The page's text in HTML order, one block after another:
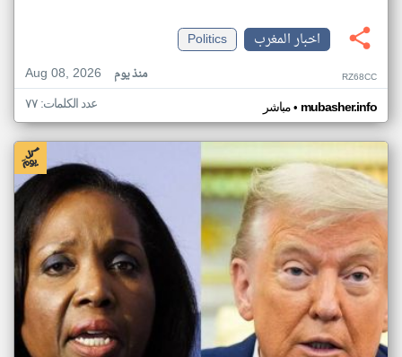
اخبار المغرب
Politics
Aug 08, 2026
منذ يوم RZ68CC
مباشر• mubasher.info عدد الكلمات: ٧٧